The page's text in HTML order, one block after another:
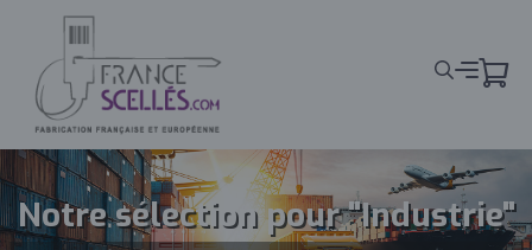
Panneau de gestion des cookies
Notre sélection pour "Industrie"